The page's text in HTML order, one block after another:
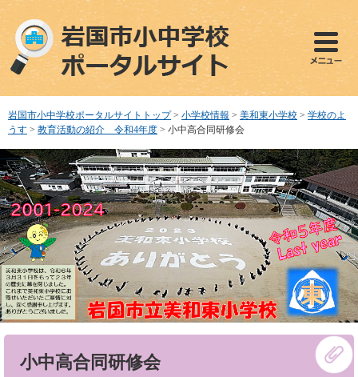
ペ
で
す
メ
ば
し
本
文
へ
岩国市小中学校ポータルサイトトップ > 小学校情報 > 美和東小学校 > 学校のよ
うす > 教育活動の紹介 令和4年度 > 小中高合同研修会
小中高合同研修会